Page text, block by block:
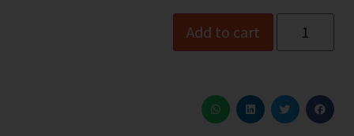
Add to cart